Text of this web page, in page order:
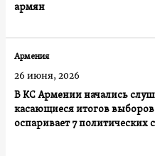
армян
В КС Армении начались
касающиеся итогов
оспаривает 7 политических
Армения
26 июня, 2026